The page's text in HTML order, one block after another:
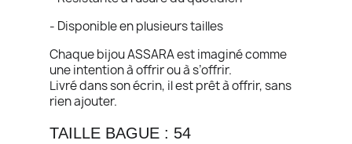
- Disponible en plusieurs tailles
Chaque bijou ASSARA est imaginé comme
une intention à offrir ou à s’offrir.
Livré dans son écrin, il est prêt à offrir, sans
rien ajouter.
TAILLE BAGUE : 54